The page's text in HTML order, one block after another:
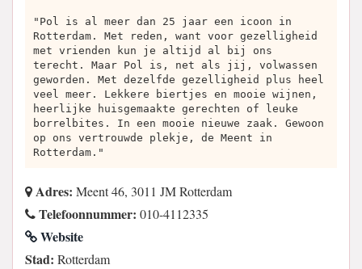
"Pol is al meer dan 25 jaar een icoon in
Rotterdam. Met reden, want voor gezelligheid
met vrienden kun je altijd al bij ons
terecht. Maar Pol is, net als jij, volwassen
geworden. Met dezelfde gezelligheid plus heel
veel meer. Lekkere biertjes en mooie wijnen,
heerlijke huisgemaakte gerechten of leuke
borrelbites. In een mooie nieuwe zaak. Gewoon
op ons vertrouwde plekje, de Meent in
Rotterdam."
Adres: Meent 46, 3011 JM Rotterdam
Telefoonnummer: 010-4112335
Website
Stad: Rotterdam